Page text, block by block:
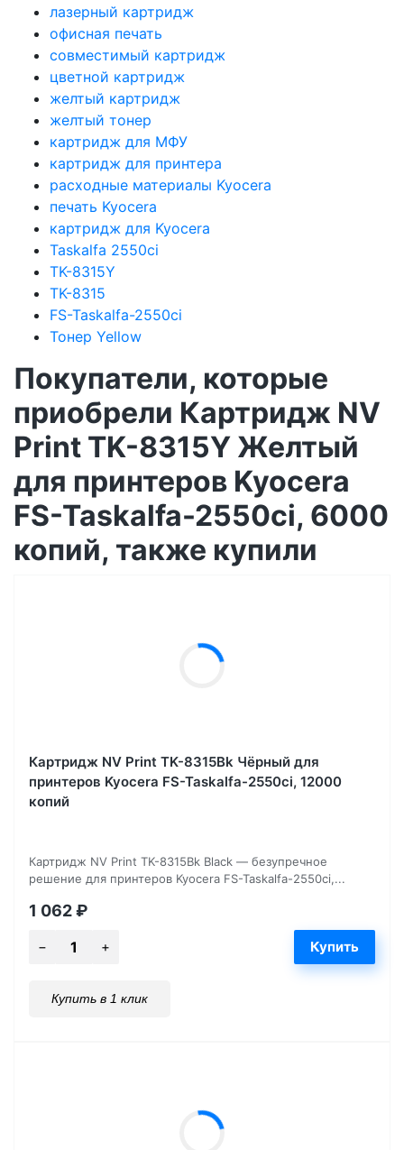
лазерный картридж
офисная печать
совместимый картридж
цветной картридж
желтый картридж
желтый тонер
картридж для МФУ
картридж для принтера
расходные материалы Kyocera
печать Kyocera
картридж для Kyocera
Taskalfa 2550ci
TK-8315Y
TK-8315
FS-Taskalfa-2550ci
Тонер Yellow
Покупатели, которые
приобрели Картридж NV
Print TK-8315Y Желтый
для принтеров Kyocera
FS-Taskalfa-2550ci, 6000
копий, также купили
Картридж NV Print TK-8315Bk Чёрный для
принтеров Kyocera FS-Taskalfa-2550ci, 12000
копий
Картридж NV Print TK-8315Bk Black — безупречное
решение для принтеров Kyocera FS-Taskalfa-2550ci,...
1 062₽
Купить в 1 клик